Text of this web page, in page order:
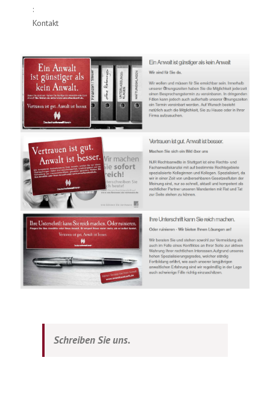
:
Kontakt
Schreiben Sie uns.